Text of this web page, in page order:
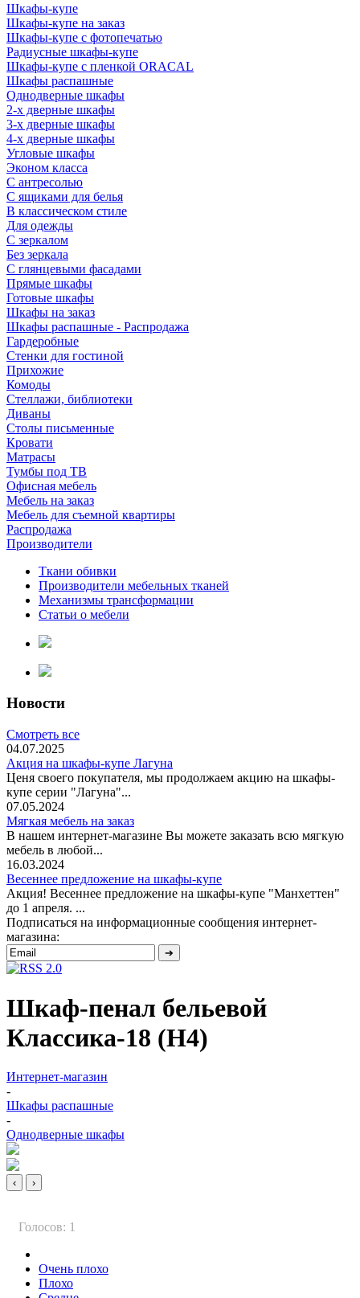
Шкафы-купе
Шкафы-купе на заказ
Шкафы-купе с фотопечатью
Радиусные шкафы-купе
Шкафы-купе с пленкой ORACAL
Шкафы распашные
Однодверные шкафы
2-х дверные шкафы
3-х дверные шкафы
4-х дверные шкафы
Угловые шкафы
Эконом класса
С антресолью
С ящиками для белья
В классическом стиле
Для одежды
С зеркалом
Без зеркала
С глянцевыми фасадами
Прямые шкафы
Готовые шкафы
Шкафы на заказ
Шкафы распашные - Распродажа
Гардеробные
Стенки для гостиной
Прихожие
Комоды
Стеллажи, библиотеки
Диваны
Столы письменные
Кровати
Матрасы
Тумбы под ТВ
Офисная мебель
Мебель на заказ
Мебель для съемной квартиры
Распродажа
Производители
Ткани обивки
Производители мебельных тканей
Механизмы трансформации
Статьи о мебели
Новости
Смотреть все
04.07.2025
Акция на шкафы-купе Лагуна
Ценя своего покупателя, мы продолжаем акцию на шкафы-
купе серии "Лагуна"...
07.05.2024
Мягкая мебель на заказ
В нашем интернет-магазине Вы можете заказать всю мягкую
мебель в любой...
16.03.2024
Весеннее предложение на шкафы-купе
Акция! Весеннее предложение на шкафы-купе "Манхеттен"
до 1 апреля. ...
Подписаться на информационные сообщения интернет-
магазина:
Шкаф-пенал бельевой
Классика-18 (Н4)
Интернет-магазин
-
Шкафы распашные
-
Однодверные шкафы
‹ ›
Голосов: 1
Очень плохо
Плохо